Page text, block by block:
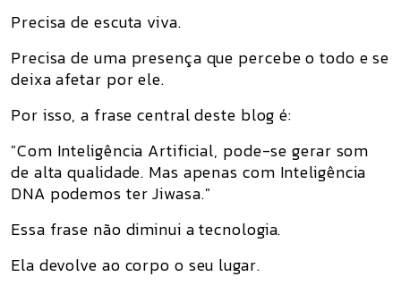
Precisa de escuta viva.
Precisa de uma presença que percebe o todo e se
deixa afetar por ele.
Por isso, a frase central deste blog é:
"Com Inteligência Artificial, pode-se gerar som
de alta qualidade. Mas apenas com Inteligência
DNA podemos ter Jiwasa."
Essa frase não diminui a tecnologia.
Ela devolve ao corpo o seu lugar.